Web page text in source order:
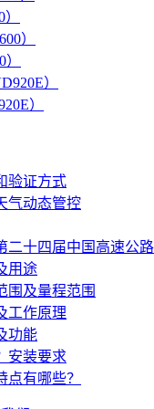
）
验证方式
气动态管控
二十四届中国高速公
用途
围及量程范围
工作原理
功能
安装要求
有哪些？